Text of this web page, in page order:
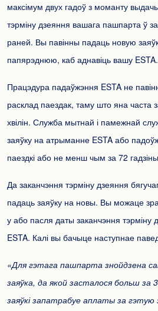
максімум двух гадоў з моманту
тэрміну дзеяння вашага пашпарта ў
раней. Вы павінны падаць новую
папярэднюю, каб аднавіць вашу ESTA.
Працэдура падаўжэння ESTA не
расклад паездак, таму што яна часта
хвілін. Служба мытнай і памежнай
заяўку на атрыманне ESTA або
паездкі або не менш чым за 72
Да заканчэння тэрміну дзеяння
падаць заяўку на новы. Вы можаце
у або пасля даты заканчэння тэрміну
ESTA. Калі вы бачыце наступнае
«Для гэтага пашпарта знойдзена
заяўка, да якой засталося больш за
заяўкі запатрабуе аплаты за гэтую